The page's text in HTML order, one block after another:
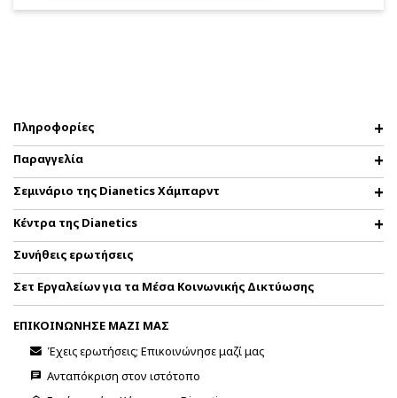
Πληροφορίες
Παραγγελία
Σεμινάριο της Dianetics Χάμπαρντ
Κέντρα της Dianetics
Συνήθεις ερωτήσεις
Σετ Εργαλείων για τα Μέσα Κοινωνικής Δικτύωσης
ΕΠΙΚΟΙΝΩΝΗΣΕ ΜΑΖΙ ΜΑΣ
Έχεις ερωτήσεις; Επικοινώνησε μαζί μας
Ανταπόκριση στον ιστότοπο